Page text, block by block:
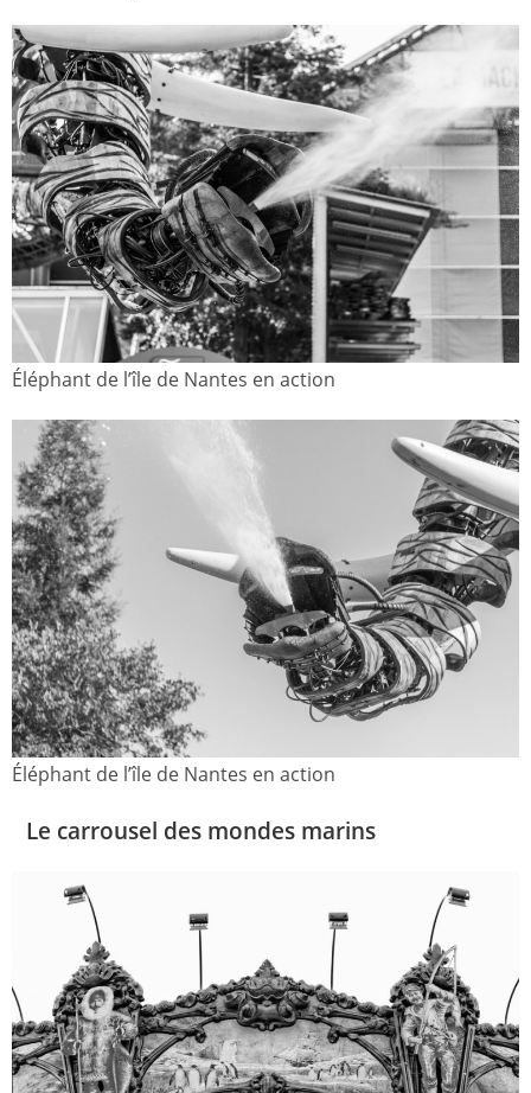
Éléphant de l’île de Nantes en action
Éléphant de l’île de Nantes en action
Le carrousel des mondes marins